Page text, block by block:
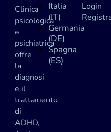
Clinica
psicologica
e
psichiatrica
offre
la
diagnosi
e il
trattamento
di
ADHD,
Italia
(IT)
Germania
(DE)
Spagna
(ES)
Login